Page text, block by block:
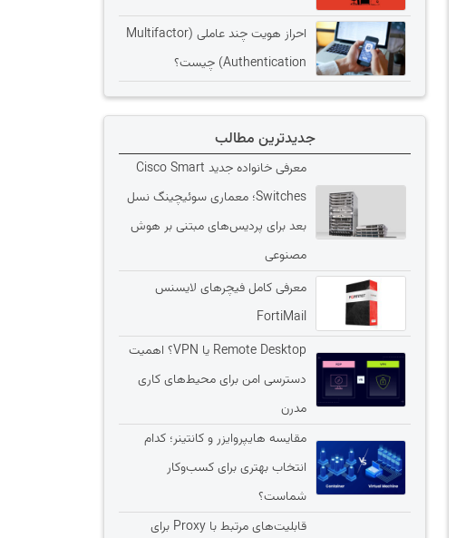
احراز هویت چند عاملی (Multifactor
Authentication) چیست؟
جدیدترین مطالب
معرفی خانواده جدید Cisco Smart
Switches؛ معماری سوئیچینگ نسل
بعد برای پردیس‌های مبتنی بر هوش
مصنوعی
معرفی کامل فیچرهای لایسنس
FortiMail
Remote Desktop یا VPN؟ اهمیت
دسترسی امن برای محیط‌های کاری
مدرن
مقایسه هایپروایزر و کانتینر؛ کدام
انتخاب بهتری برای کسب‌وکار
شماست؟
قابلیت‌های مرتبط با Proxy برای